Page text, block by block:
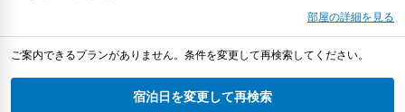
部屋の詳細を見る
ご案内できるプランがありません。条件を変更して再検索してください。
宿泊日を変更して再検索